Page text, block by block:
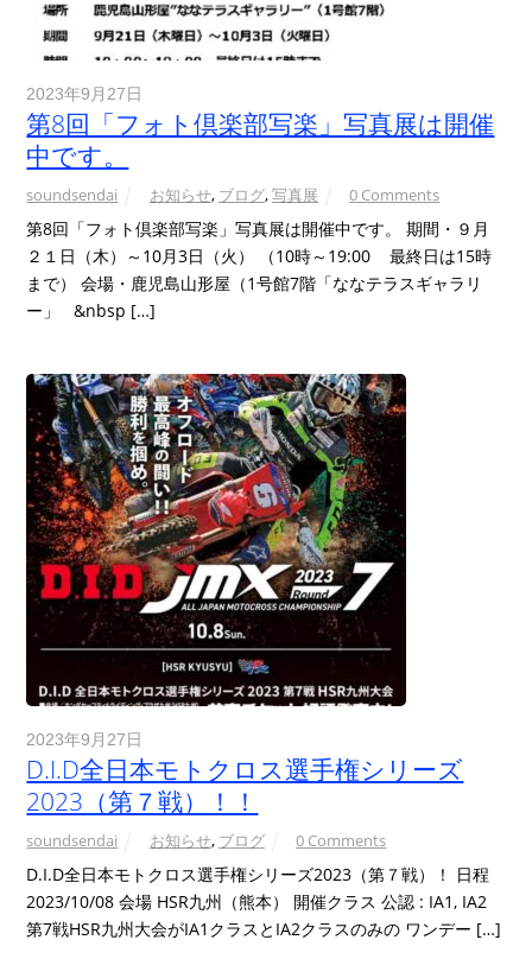
2023年9月27日
第8回「フォト倶楽部写楽」写真展は開催
中です。
soundsendai お知らせ, ブログ,写真展 0 Comments
第8回「フォト倶楽部写楽」写真展は開催中です。 期間・９月
２１日（木）～10月3日（火） （10時～19:00 最終日は15時
まで） 会場・鹿児島山形屋（1号館7階「ななテラスギャラリ
ー」 &nbsp […]
2023年9月27日
D.I.D全日本モトクロス選手権シリーズ
2023（第７戦）！！
soundsendai お知らせ, ブログ 0 Comments
D.I.D全日本モトクロス選手権シリーズ2023（第７戦）！ 日程
2023/10/08 会場 HSR九州（熊本） 開催クラス 公認 : IA1, IA2
第7戦HSR九州大会がIA1クラスとIA2クラスのみの ワンデー […]